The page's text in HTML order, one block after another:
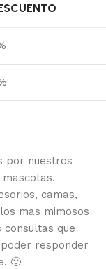
por nuestros
camas,
mas mimosos
consultas que
responder
🙂